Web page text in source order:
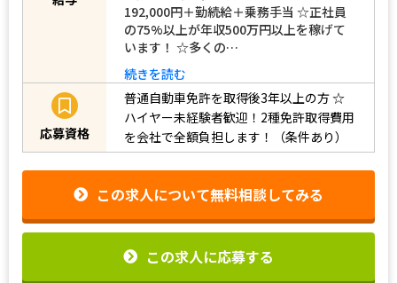
192,000円＋勤続給＋乗務手当 ☆正社員
の75%以上が年収500万円以上を稼げて
います！ ☆多くの…
続きを読む
応募資格
普通自動車免許を取得後3年以上の方☆
ハイヤー未経験者歓迎！2種免許取得費用
を会社で全額負担します！（条件あり）
この求人について無料相談してみる
この求人に応募する